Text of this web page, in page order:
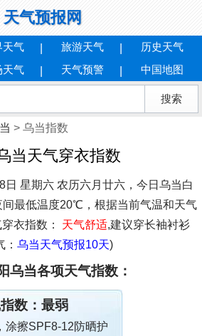
天气预报网
天气 旅游天气
历史天气
天气 天气预警 中国地图
> 乌当指数
当天气穿衣指数
日 星期六 农历六月廿六，今日乌当白
最低温度20℃，根据当前气温和天气
衣指数： 天气舒适,建议穿长袖衬衫
乌当天气预报10天)
乌当各项天气指数：
数： 最弱
涂擦SPF8-12防晒护